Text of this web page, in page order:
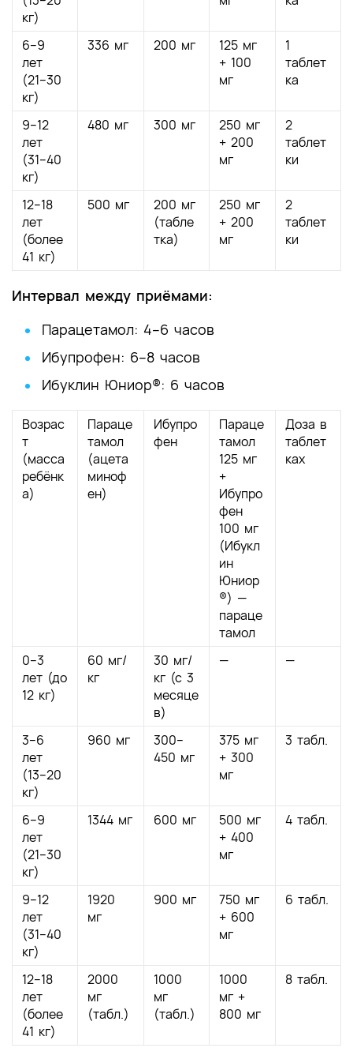
кг)
6–9
лет
(21–30
кг)
336 мг 200 мг
125 мг
+ 100
мг
1
таблет
ка
9–12
лет
(31–40
кг)
480 мг 300 мг
250 мг
+ 200
мг
2
таблет
ки
12–18
лет
(более
41 кг)
500 мг
200 мг
(табле
тка)
250 мг
+ 200
мг
2
таблет
ки
Интервал между приёмами:
Парацетамол: 4–6 часов
Ибупрофен: 6–8 часов
Ибуклин Юниор®: 6 часов
Возрас
т
(масса
ребёнк
а)
Параце
тамол
(ацета
миноф
ен)
Ибупро
фен
Параце
тамол
125 мг
+
Ибупро
фен
100 мг
(Ибукл
ин
Юниор
®) —
параце
тамол
Доза в
таблет
ках
0–3
лет (до
12 кг)
60 мг/
кг
30 мг/
кг (с 3
месяце
в)
— —
3–6
лет
(13–20
кг)
960 мг
300–
450 мг
375 мг
+ 300
мг
3 табл.
6–9
лет
(21–30
кг)
1344 мг 600 мг
500 мг
+ 400
мг
4 табл.
9–12
лет
(31–40
кг)
1920
мг
900 мг
750 мг
+ 600
мг
6 табл.
12–18
лет
(более
41 кг)
2000
мг
(табл.)
1000
мг
(табл.)
1000
мг +
800 мг
8 табл.